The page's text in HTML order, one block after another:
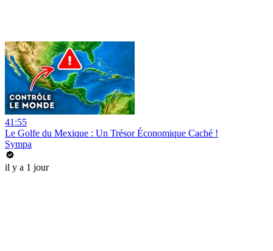
41:55
Le Golfe du Mexique : Un Trésor Économique Caché !
Sympa
il y a 1 jour